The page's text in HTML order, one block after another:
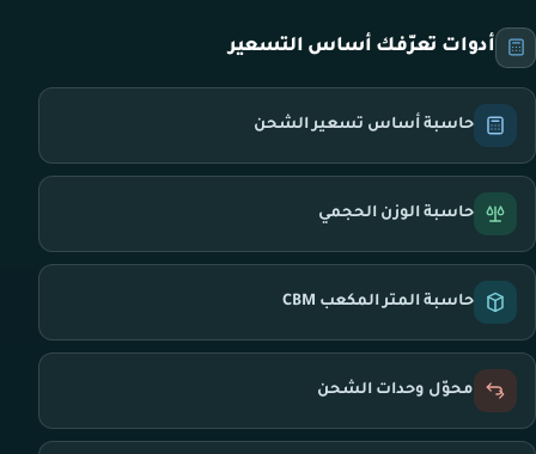
أدوات تعرّفك أساس التسعير
حاسبة أساس تسعير الشحن
حاسبة الوزن الحجمي
حاسبة المتر المكعب CBM
محوّل وحدات الشحن